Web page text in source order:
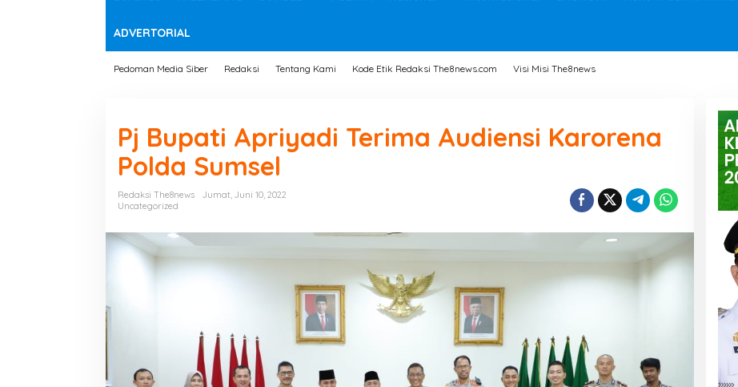
ADVERTORIAL
Pedoman Media Siber Redaksi Tentang Kami Kode Etik Redaksi The8news.com Visi Misi The8news
Pj Bupati Apriyadi Terima Audiensi Karorena
Polda Sumsel
Redaksi The8news
Jumat, Juni 10, 2022
Uncategorized